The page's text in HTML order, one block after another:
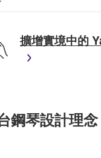
擴增實境中的
鋼琴設計理念